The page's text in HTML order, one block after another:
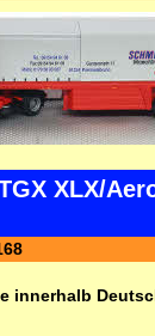
XLX/
innerhalb